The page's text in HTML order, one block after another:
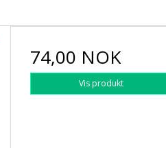
74,00 NOK
Vis produkt